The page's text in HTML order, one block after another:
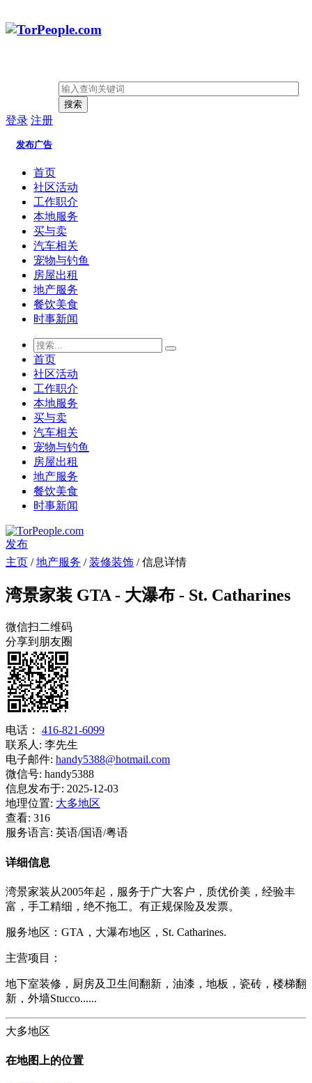
搜索
登录 注册
发布广告
首页
社区活动
工作职介
本地服务
买与卖
汽车相关
宠物与钓鱼
房屋出租
地产服务
餐饮美食
时事新闻
首页
社区活动
工作职介
本地服务
买与卖
汽车相关
宠物与钓鱼
房屋出租
地产服务
餐饮美食
时事新闻
发布
主页 /地产服务 /装修装饰 / 信息详情
湾景家装 GTA - 大瀑布 - St. Catharines
微信扫二维码
分享到朋友圈
电话：
416-821-6099
联系人: 李先生
电子邮件: handy5388@hotmail.com
微信号: handy5388
信息发布于: 2025-12-03
地理位置: 大多地区
查看: 316
服务语言: 英语/国语/粤语
详细信息
湾景家装从2005年起，服务于广大客户，质优价美，经验丰
富，手工精细，绝不拖工。有正规保险及发票。
服务地区：GTA，大瀑布地区，St. Catharines.
主营项目：
地下室装修，厨房及卫生间翻新，油漆，地板，瓷砖，楼梯翻
新，外墙Stucco......
大多地区
在地图上的位置